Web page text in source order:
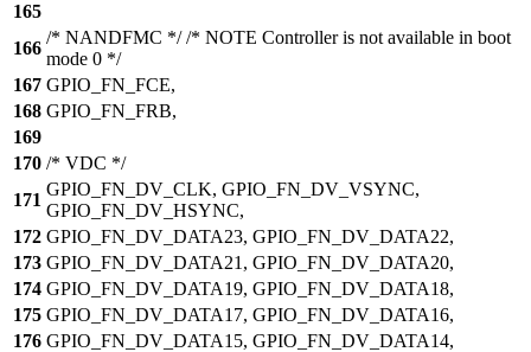
165
166
/* NANDFMC */ /* NOTE Controller is not available in boot
mode 0 */
167 GPIO_FN_FCE,
168 GPIO_FN_FRB,
169
170 /* VDC */
171
GPIO_FN_DV_CLK, GPIO_FN_DV_VSYNC,
GPIO_FN_DV_HSYNC,
172 GPIO_FN_DV_DATA23, GPIO_FN_DV_DATA22,
173 GPIO_FN_DV_DATA21, GPIO_FN_DV_DATA20,
174 GPIO_FN_DV_DATA19, GPIO_FN_DV_DATA18,
175 GPIO_FN_DV_DATA17, GPIO_FN_DV_DATA16,
176 GPIO_FN_DV_DATA15, GPIO_FN_DV_DATA14,